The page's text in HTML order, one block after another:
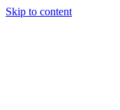
Skip to content